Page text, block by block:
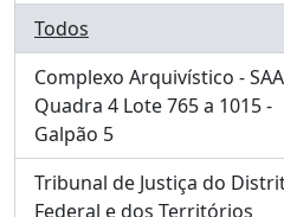
Todos
Complexo Arquivístico -
Quadra 4 Lote 765 a 1015 -
Galpão 5
, 2 resultados
Tribunal de Justiça do
Federal e dos Territórios
, 1 resultados